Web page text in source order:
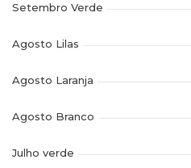
Setembro Verde
Agosto Lilas
Agosto Laranja
Agosto Branco
Julho verde